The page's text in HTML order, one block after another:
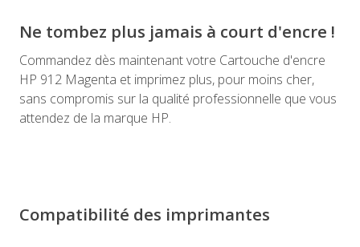
Ne tombez plus jamais à court d'encre !
Commandez dès maintenant votre Cartouche d'encre
HP 912 Magenta et imprimez plus, pour moins cher,
sans compromis sur la qualité professionnelle que vous
attendez de la marque HP.
Compatibilité des imprimantes